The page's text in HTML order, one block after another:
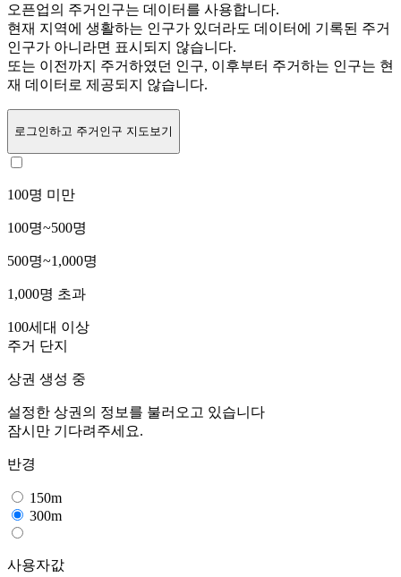
오픈업의 주거인구는 데이터를 사용합니다.
현재 지역에 생활하는 인구가 있더라도 데이터에 기록된 주거
인구가 아니라면 표시되지 않습니다.
또는 이전까지 주거하였던 인구, 이후부터 주거하는 인구는 현
재 데이터로 제공되지 않습니다.
로그인하고 주거인구 지도보기
100명 미만
100명~500명
500명~1,000명
1,000명 초과
100세대 이상
주거 단지
상권 생성 중
설정한 상권의 정보를 불러오고 있습니다
잠시만 기다려주세요.
반경
150m
300m
사용자값